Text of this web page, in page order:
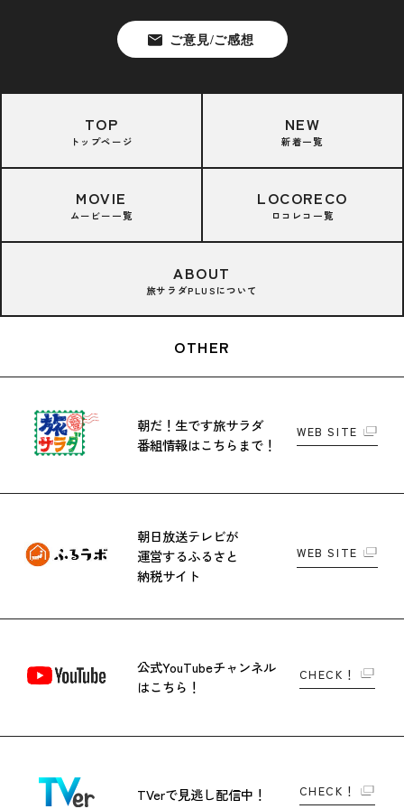
TOP
トップページ
NEW
新着一覧
MOVIE
ムービー一覧
LOCORECO
ロコレコ一覧
ABOUT
旅サラダPLUSについて
OTHER
朝だ！生です旅サラダ
番組情報はこちらまで！
WEB SITE
朝日放送テレビが
運営するふるさと
納税サイト
WEB SITE
公式YouTubeチャンネル
はこちら！
CHECK！
TVerで見逃し配信中！ CHECK！